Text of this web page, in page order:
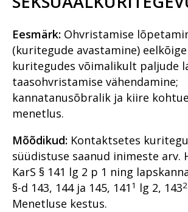
Kuidas
käitlejate
Kuidas
arestimise
kelle nime
tea?
tark riik
suunatud
uued
Idee e-
Eesmärk: Ohvristamise
(kuritegude avastamine)
kuritegudes võimalikult paljude
taasohvristamise vähendamine;
kannatanusõbralik ja kiire
menetlus.
Mõõdikud: Kontaktsetes
süüdistuse saanud inimeste arv.
KarS § 141 lg 2 p 1 ning
§-d 143, 144 ja 145, 141 1 lg 2, 1432
Menetluse kestus.